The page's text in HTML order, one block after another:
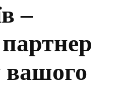
–
вашого